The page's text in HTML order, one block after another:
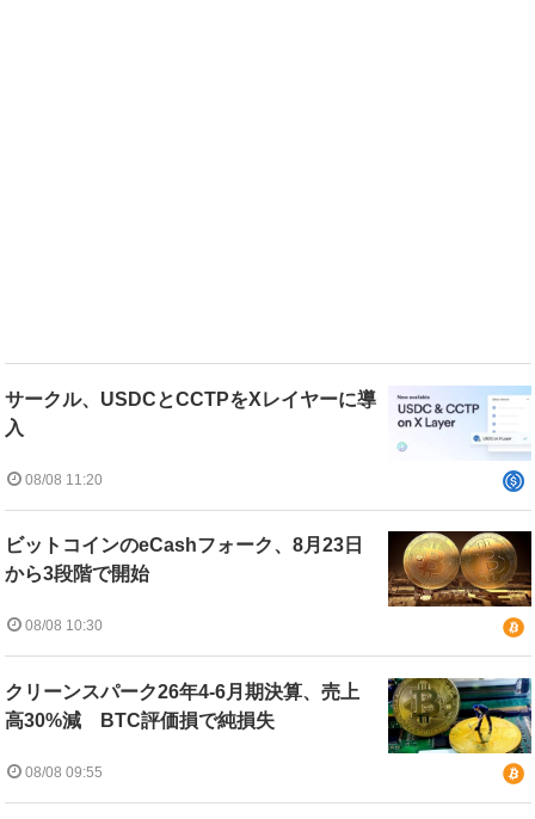
サークル、USDCとCCTPをXレイヤーに導
入
08/08 11:20
ビットコインのeCashフォーク、8月23日
から3段階で開始
08/08 10:30
クリーンスパーク26年4-6月期決算、売上
高30%減 BTC評価損で純損失
08/08 09:55